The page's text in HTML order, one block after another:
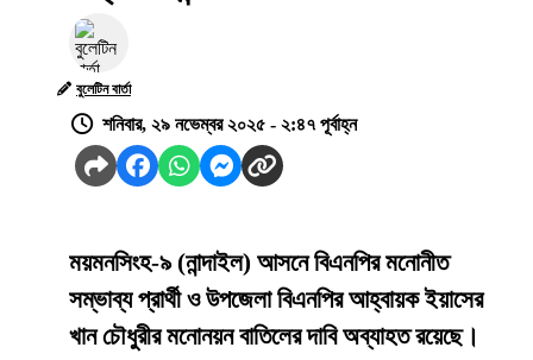
বুলেটিন বার্তা
শনিবার, ২৯ নভেম্বর ২০২৫ - ২:৪৭ পূর্বাহ্ন
ময়মনসিংহ-৯ (নান্দাইল) আসনে বিএনপির মনোনীত
সম্ভাব্য প্রার্থী ও উপজেলা বিএনপির আহ্বায়ক ইয়াসের
খান চৌধুরীর মনোনয়ন বাতিলের দাবি অব্যাহত রয়েছে।